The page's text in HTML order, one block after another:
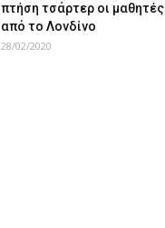
πτήση τσάρτερ οι μαθητές
από το Λονδίνο
28/02/2020